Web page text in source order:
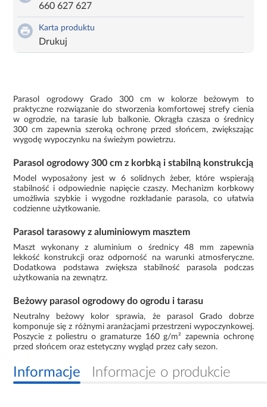
660 627 627
Karta produktu
Drukuj
Parasol ogrodowy Grado 300 cm w kolorze beżowym to
praktyczne rozwiązanie do stworzenia komfortowej strefy cienia
w ogrodzie, na tarasie lub balkonie. Okrągła czasza o średnicy
300 cm zapewnia szeroką ochronę przed słońcem, zwiększając
wygodę wypoczynku na świeżym powietrzu.
Parasol ogrodowy 300 cm z korbką i stabilną konstrukcją
Model wyposażony jest w 6 solidnych żeber, które wspierają
stabilność i odpowiednie napięcie czaszy. Mechanizm korbkowy
umożliwia szybkie i wygodne rozkładanie parasola, co ułatwia
codzienne użytkowanie.
Parasol tarasowy z aluminiowym masztem
Maszt wykonany z aluminium o średnicy 48 mm zapewnia
lekkość konstrukcji oraz odporność na warunki atmosferyczne.
Dodatkowa podstawa zwiększa stabilność parasola podczas
użytkowania na zewnątrz.
Beżowy parasol ogrodowy do ogrodu i tarasu
Neutralny beżowy kolor sprawia, że parasol Grado dobrze
komponuje się z różnymi aranżacjami przestrzeni wypoczynkowej.
Poszycie z poliestru o gramaturze 160 g/m² zapewnia ochronę
przed słońcem oraz estetyczny wygląd przez cały sezon.
Informacje Informacje o produkcie